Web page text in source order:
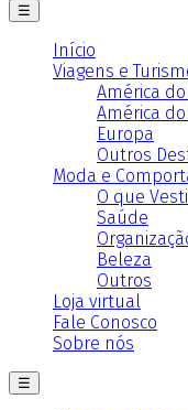
☰
Início
Viagens e
América
América
Europa
Outros
Moda e
O que
Saúde
Beleza
Outros
Loja virtual
Fale Conosco
Sobre nós
☰